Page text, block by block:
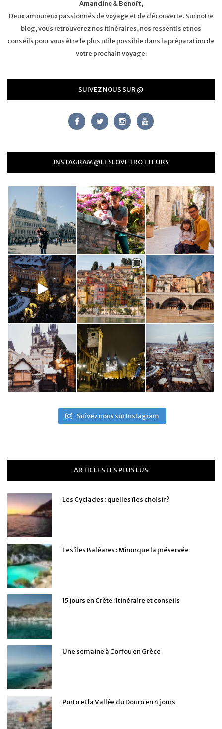
Amandine&Benoît,
Deux amoureux passionnés de voyage et de découverte. Sur notre
blog, vous retrouverez nos itinéraires, nos ressentis et nos
conseils pour vous être le plus utile possible dans la préparation de
votre prochain voyage.
SUIVEZ NOUS SUR @
INSTAGRAM @LESLOVETROTTEURS
Suivez nous sur Instagram
ARTICLES LES PLUS LUS
Les Cyclades : quelles îles choisir ?
Les îles Baléares : Minorque la préservée
15 jours en Crète : Itinéraire et conseils
Une semaine à Corfou en Grèce
Porto et la Vallée du Douro en 4 jours